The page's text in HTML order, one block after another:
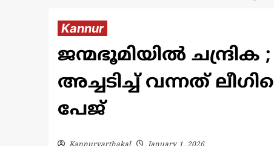
Kannur
ജന്മഭൂമിയില്‍
അച്ചടിച്ച് വന്നത്
പേജ്